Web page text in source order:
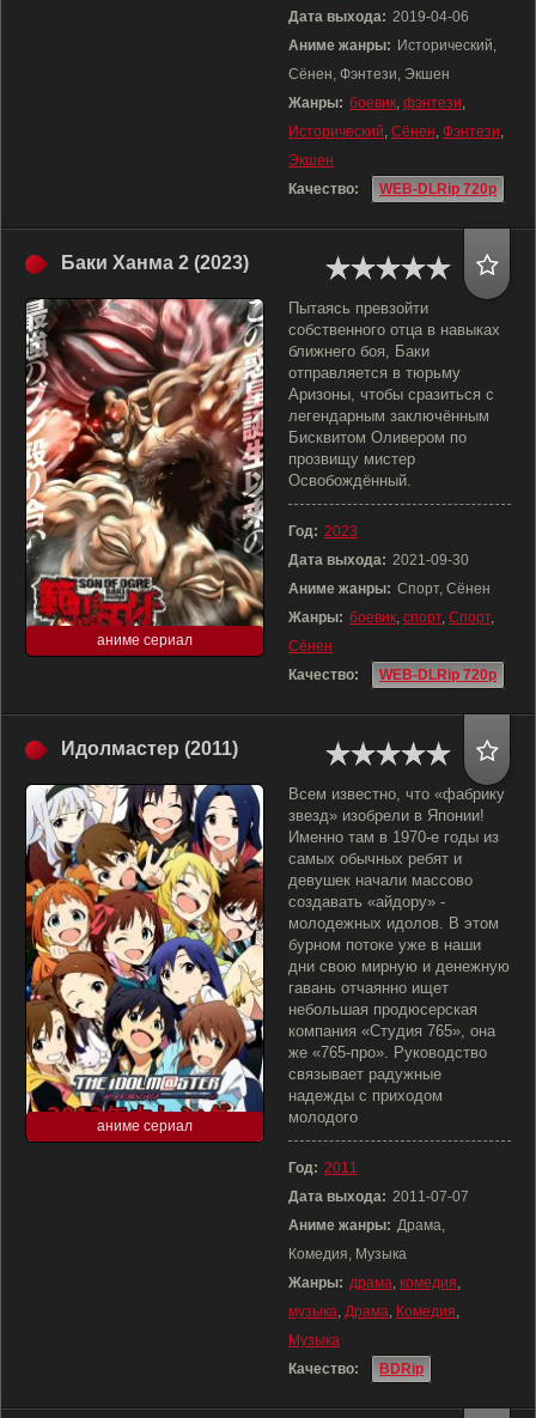
Дата выхода: 2019-04-06
Аниме жанры: Исторический,
Сёнен, Фэнтези, Экшен
Жанры: боевик, фэнтези,
Исторический, Сёнен, Фэнтези,
Экшен
Качество:
WEB-DLRip 720p
Баки Ханма 2 (2023)
аниме сериал
Пытаясь превзойти
собственного отца в навыках
ближнего боя, Баки
отправляется в тюрьму
Аризоны, чтобы сразиться с
легендарным заключённым
Бисквитом Оливером по
прозвищу мистер
Освобождённый.
Год: 2023
Дата выхода: 2021-09-30
Аниме жанры: Спорт, Сёнен
Жанры: боевик, спорт, Спорт,
Сёнен
Качество:
WEB-DLRip 720p
Идолмастер (2011)
аниме сериал
Всем известно, что «фабрику
звезд» изобрели в Японии!
Именно там в 1970-е годы из
самых обычных ребят и
девушек начали массово
создавать «айдору» -
молодежных идолов. В этом
бурном потоке уже в наши
дни свою мирную и денежную
гавань отчаянно ищет
небольшая продюсерская
компания «Студия 765», она
же «765-про». Руководство
связывает радужные
надежды с приходом
молодого
Год: 2011
Дата выхода: 2011-07-07
Аниме жанры: Драма,
Комедия, Музыка
Жанры: драма, комедия,
музыка, Драма, Комедия,
Музыка
Качество:
BDRip